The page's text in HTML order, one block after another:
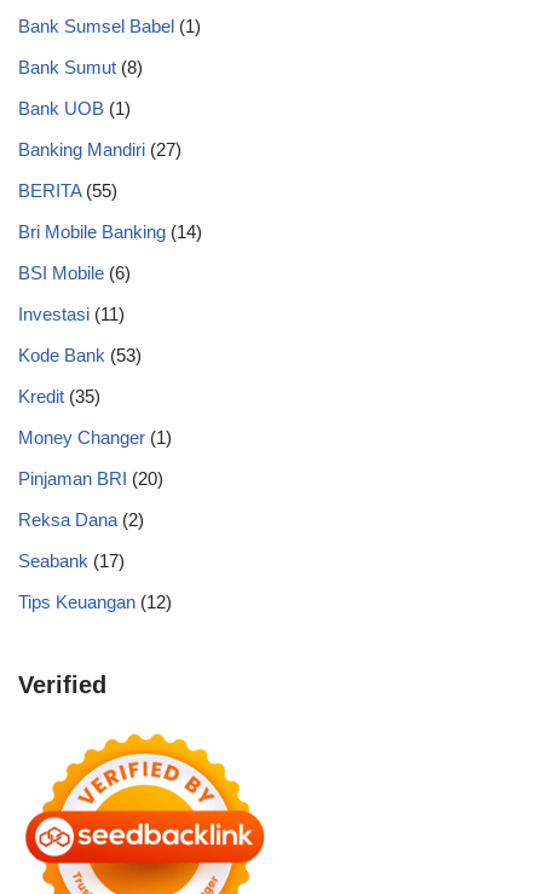
Bank Sumsel Babel (1)
Bank Sumut (8)
Bank UOB (1)
Banking Mandiri (27)
BERITA(55)
Bri Mobile Banking (14)
BSI Mobile (6)
Investasi (11)
Kode Bank (53)
Kredit (35)
Money Changer (1)
Pinjaman BRI (20)
Reksa Dana (2)
Seabank (17)
Tips Keuangan (12)
Verified